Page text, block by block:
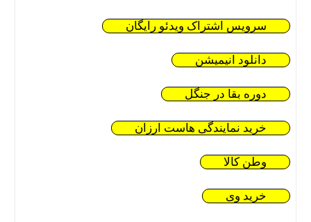
سرویس اشتراک ویدئو رایگان
دانلود انیمیشن
دوره بقا در جنگل
خرید نمایندگی هاست ارزان
وطن کالا
خرید وی